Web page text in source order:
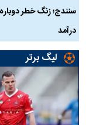
سنندج؛ زنگ خطر
درآمد
لیگ برتر